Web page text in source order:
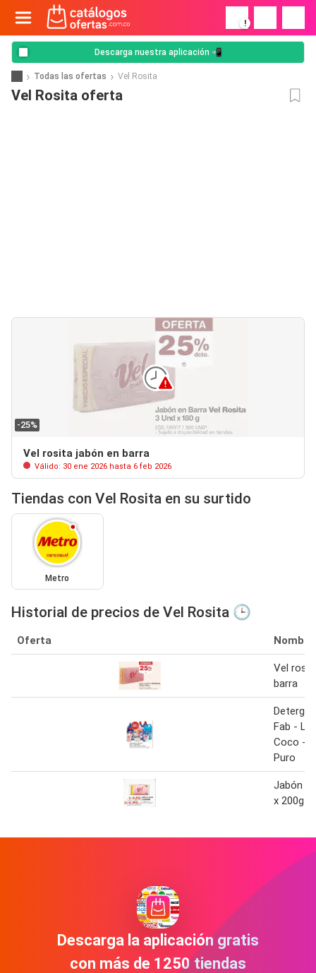
!
Descarga nuestra aplicación 📲
Todas las ofertas Vel Rosita
Vel Rosita oferta
-25%
Vel rosita jabón en barra
Válido: 30 ene 2026 hasta 6 feb 2026
Tiendas con Vel Rosita en su surtido
Metro
Historial de precios de Vel Rosita 🕒
Oferta Nombre
Vel
barra
Fab -
Coco -
Puro
Jabón
x 200g
Descarga la aplicación gratis
con más de 1250 tiendas